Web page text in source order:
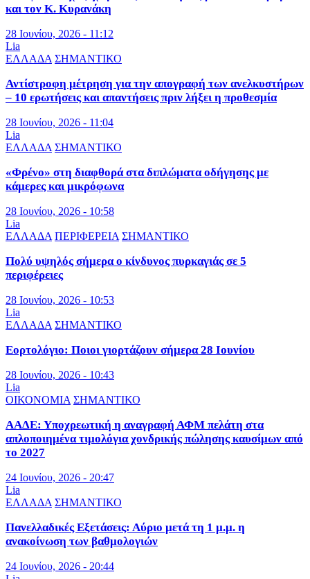
και τον Κ. Κυρανάκη
28 Ιουνίου, 2026 - 11:12
Lia
ΕΛΛΑΔΑ ΣΗΜΑΝΤΙΚΟ
Αντίστροφη μέτρηση για την απογραφή των ανελκυστήρων
– 10 ερωτήσεις και απαντήσεις πριν λήξει η προθεσμία
28 Ιουνίου, 2026 - 11:04
Lia
ΕΛΛΑΔΑ ΣΗΜΑΝΤΙΚΟ
«Φρένο» στη διαφθορά στα διπλώματα οδήγησης με
κάμερες και μικρόφωνα
28 Ιουνίου, 2026 - 10:58
Lia
ΕΛΛΑΔΑ ΠΕΡΙΦΕΡΕΙΑ ΣΗΜΑΝΤΙΚΟ
Πολύ υψηλός σήμερα ο κίνδυνος πυρκαγιάς σε 5
περιφέρειες
28 Ιουνίου, 2026 - 10:53
Lia
ΕΛΛΑΔΑ ΣΗΜΑΝΤΙΚΟ
Εορτολόγιο: Ποιοι γιορτάζουν σήμερα 28 Ιουνίου
28 Ιουνίου, 2026 - 10:43
Lia
ΟΙΚΟΝΟΜΙΑ ΣΗΜΑΝΤΙΚΟ
ΑΑΔΕ: Υποχρεωτική η αναγραφή ΑΦΜ πελάτη στα
απλοποιημένα τιμολόγια χονδρικής πώλησης καυσίμων από
το 2027
24 Ιουνίου, 2026 - 20:47
Lia
ΕΛΛΑΔΑ ΣΗΜΑΝΤΙΚΟ
Πανελλαδικές Εξετάσεις: Αύριο μετά τη 1 μ.μ. η
ανακοίνωση των βαθμολογιών
24 Ιουνίου, 2026 - 20:44